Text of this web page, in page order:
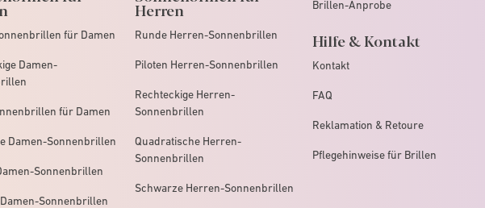
für Damen
Damen-
für Damen
Damen-Sonnenbrillen
Sonnenbrillen
Sonnenbrillen
Herren
Runde Herren-Sonnenbrillen
Piloten Herren-Sonnenbrillen
Rechteckige Herren-
Sonnenbrillen
Quadratische Herren-
Sonnenbrillen
Schwarze Herren-Sonnenbrillen
Brillen-Anprobe
Hilfe & Kontakt
Kontakt
FAQ
Reklamation & Retoure
Pflegehinweise für Brillen